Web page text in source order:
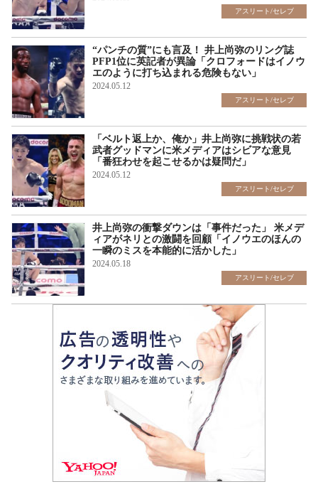
アスリート/セレブ
“パンチの質”にも言及！ 井上尚弥のリング誌
PFP1位に英記者が異論「クロフォードはイノウ
エのように打ち込まれる危険もない」
2024.05.12
アスリート/セレブ
「ベルト返上か、俺か」井上尚弥に挑戦状の若
武者グッドマンに米メディアはシビアな意見
「番狂わせを起こせるかは疑問だ」
2024.05.12
アスリート/セレブ
井上尚弥の衝撃ダウンは「事件だった」 米メデ
ィアがネリとの激闘を回顧「イノウエのほんの
一瞬のミスを本能的に活かした」
2024.05.18
アスリート/セレブ